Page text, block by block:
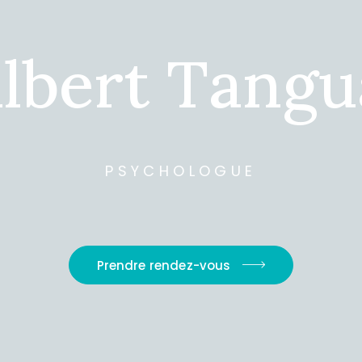
lbert Tangu
PSYCHOLOGUE
Prendre rendez-vous